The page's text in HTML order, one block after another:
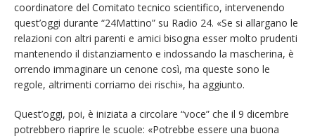
coordinatore del Comitato tecnico scientifico, intervenendo
quest’oggi durante “24Mattino” su Radio 24. «Se si allargano le
relazioni con altri parenti e amici bisogna esser molto prudenti
mantenendo il distanziamento e indossando la mascherina, è
orrendo immaginare un cenone così, ma queste sono le
regole, altrimenti corriamo dei rischi», ha aggiunto.
Quest’oggi, poi, è iniziata a circolare “voce” che il 9 dicembre
potrebbero riaprire le scuole: «Potrebbe essere una buona